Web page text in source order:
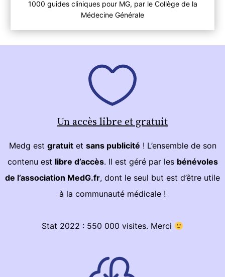
1000 guides cliniques pour MG, par le Collège de la
Médecine Générale
Un accès libre et gratuit
Medg est gratuitet sans publicité ! L’ensemble de son
contenu est libre d’accès. Il est géré par les bénévoles
de l’association MedG.fr, dont le seul but est d’être utile
à la communauté médicale !
Stat 2022 : 550 000 visites. Merci